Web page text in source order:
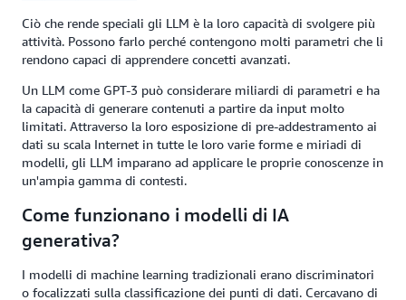
Ciò che rende speciali gli LLM è la loro capacità di svolgere più
attività. Possono farlo perché contengono molti parametri che li
rendono capaci di apprendere concetti avanzati.
Un LLM come GPT-3 può considerare miliardi di parametri e ha
la capacità di generare contenuti a partire da input molto
limitati. Attraverso la loro esposizione di pre-addestramento ai
dati su scala Internet in tutte le loro varie forme e miriadi di
modelli, gli LLM imparano ad applicare le proprie conoscenze in
un'ampia gamma di contesti.
Come funzionano i modelli di IA
generativa?
I modelli di machine learning tradizionali erano discriminatori
o focalizzati sulla classificazione dei punti di dati. Cercavano di